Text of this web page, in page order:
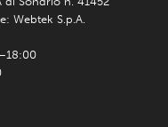
Webtek S.p.A.